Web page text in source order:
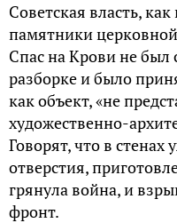
Советская власть,
памятники
Спас на Крови не был
разборке и было
как объект, «не
художественно-
Говорят, что в
отверстия,
грянула война, и
фронт.